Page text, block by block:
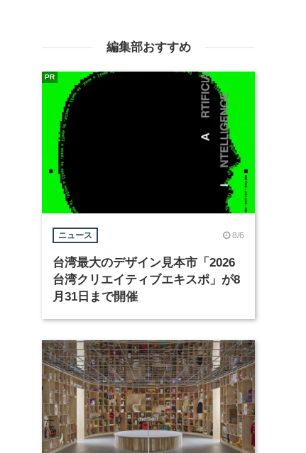
編集部おすすめ
ニュース 8/6
台湾最大のデザイン見本市「2026
台湾クリエイティブエキスポ」が8
月31日まで開催
PR